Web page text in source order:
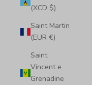
(XCD $)
Saint Martin
(EUR €)
Saint
Vincent e
Grenadine